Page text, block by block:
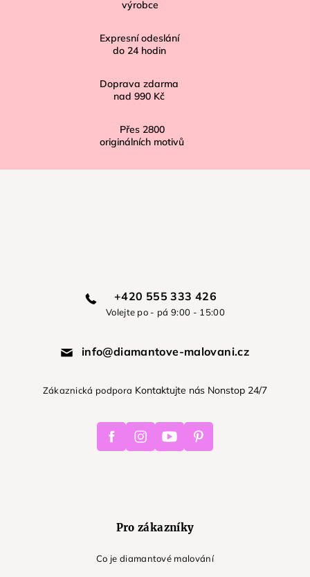
výrobce
Expresní odeslání
do 24 hodin
Doprava zdarma
nad 990 Kč
Přes 2800
originálních motivů
+420 555 333 426
Volejte po - pá 9:00 - 15:00
info@diamantove-malovani.cz
Zákaznická podpora Kontaktujte nás Nonstop 24/7
FacebookInstagramYoutube Pinterest
Pro zákazníky
Co je diamantové malování